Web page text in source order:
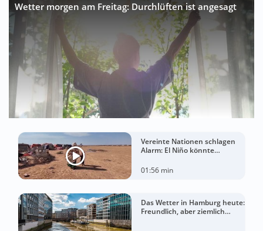
Wetter morgen am Freitag: Durchlüften ist angesagt
Vereinte Nationen schlagen
Alarm: El Niño könnte
Menschen verschärfen
01:56 min
Das Wetter in Hamburg heute:
Freundlich, aber ziemlich